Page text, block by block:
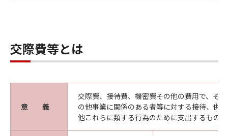
交際費等とは
意 義
交際費、接待費、機密費その他の費用で、そ
の他事業に関係のある者等に対する接待、供
他これらに類する行為のために支出するもの